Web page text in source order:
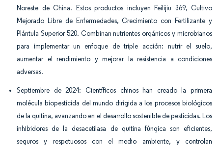
Noreste de China. Estos productos incluyen Feilijiu 369, Cultivo
Mejorado Libre de Enfermedades, Crecimiento con Fertilizante y
Plántula Superior 520. Combinan nutrientes orgánicos y microbianos
para implementar un enfoque de triple acción: nutrir el suelo,
aumentar el rendimiento y mejorar la resistencia a condiciones
adversas.
Septiembre de 2024: Científicos chinos han creado la primera
molécula biopesticida del mundo dirigida a los procesos biológicos
de la quitina, avanzando en el desarrollo sostenible de pesticidas. Los
inhibidores de la desacetilasa de quitina fúngica son eficientes,
seguros y respetuosos con el medio ambiente, y controlan